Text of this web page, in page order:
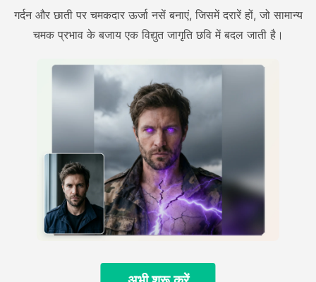
गर्दन और छाती पर चमकदार ऊर्जा नसें बनाएं, जिसमें दरारें हों, जो सामान्य
चमक प्रभाव के बजाय एक विद्युत जागृति छवि में बदल जाती है।